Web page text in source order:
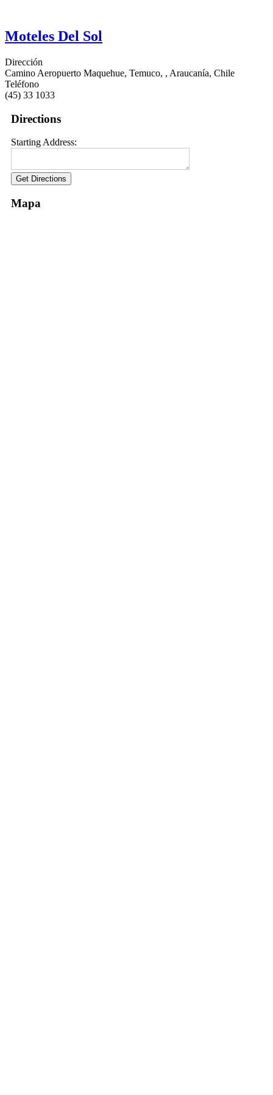
Moteles Del Sol
Dirección
Camino Aeropuerto Maquehue, Temuco, , Araucanía, Chile
Teléfono
(45) 33 1033
Directions
Starting Address:
Mapa